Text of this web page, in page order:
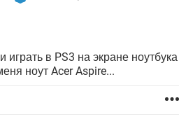
INSTAGRAM
ВКОНТАКТЕ
GOOGLE
ИГРЫ
в PS3 на экране ноутбука
ноут Acer Aspire...